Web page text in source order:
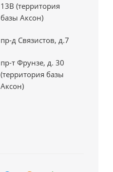
13В (территория
базы Аксон)
пр-д Связистов, д.7
пр-т Фрунзе, д. 30
(территория базы
Аксон)